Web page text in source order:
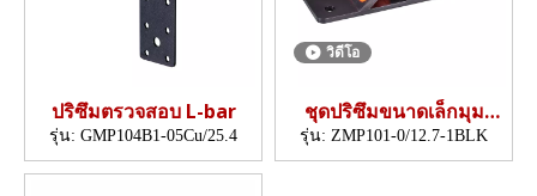
ปริซึมตรวจสอบ L-bar
รุ่น: GMP104B1-05Cu/25.4
วิดีโอ
ชุดปริซึมขนาดเล็กมุม
อัจฉริยะ
รุ่น: ZMP101-0/12.7-1BLK